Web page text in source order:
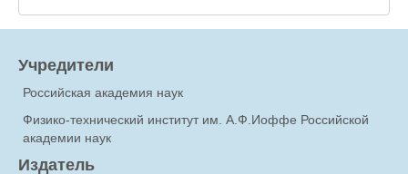
Учредители
Российская академия наук
Физико-технический институт им. А.Ф.Иоффе Российской
академии наук
Издатель